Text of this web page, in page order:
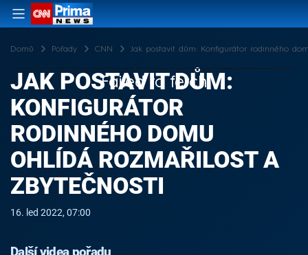
Domů Pořady CNN Jak postavit dům: Konfigurátor rodinného
Failed to fetch
JAK POSTAVIT DŮM:
KONFIGURÁTOR
RODINNÉHO DOMU
OHLÍDÁ ROZMAŘILOST A
ZBYTEČNOSTI
16. led 2022, 07:00